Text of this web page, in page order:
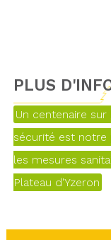
PLUS
Un centenaire
sécurité est notre
les mesures
Plateau d'Yzeron